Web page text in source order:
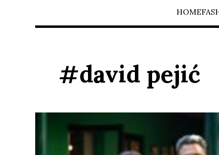
HOME
#david pejić